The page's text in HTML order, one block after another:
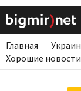
Главная
Хорошие новости